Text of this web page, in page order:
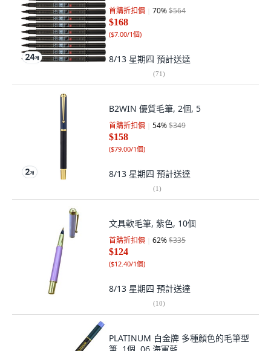
首購折扣價 70%$564
$168
($7.00/1個)
8/13 星期四 預計送達
(71)
B2WIN 優質毛筆, 2個, 5
首購折扣價 54%$349
$158
($79.00/1個)
8/13 星期四 預計送達
(1)
文具軟毛筆, 紫色, 10個
首購折扣價 62%$335
$124
($12.40/1個)
8/13 星期四 預計送達
(10)
PLATINUM 白金牌 多種顏色的毛筆型